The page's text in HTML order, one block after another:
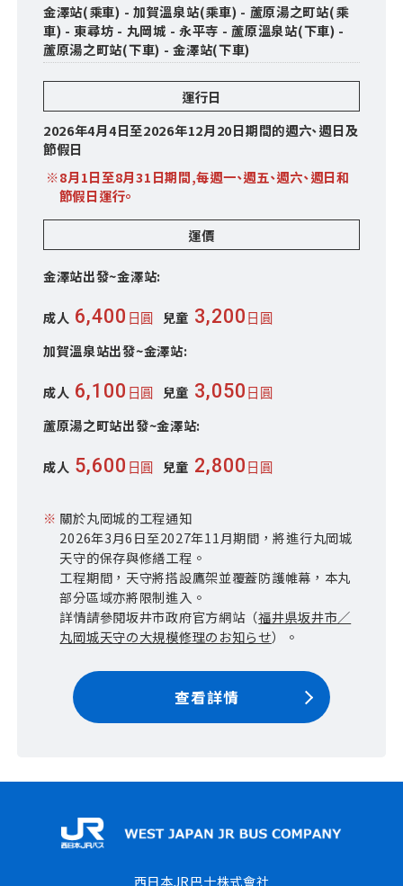
金澤站(乘車) - 加賀溫泉站(乘車) - 蘆原湯之町站(乘
車) - 東尋坊 - 丸岡城 - 永平寺 - 蘆原溫泉站(下車) -
蘆原湯之町站(下車) - 金澤站(下車)
運行日
2026年4月4日至2026年12月20日期間的週六、週日及
節假日
※8月1日至8月31日期間,每週一、週五、週六、週日和
節假日運行。
運價
金澤站出發~金澤站:
成人 6,400 日圓 兒童 3,200 日圓
加賀溫泉站出發~金澤站:
成人 6,100 日圓 兒童 3,050 日圓
蘆原湯之町站出發~金澤站:
成人 5,600 日圓 兒童 2,800 日圓
※ 關於丸岡城的工程通知
2026年3月6日至2027年11月期間，將進行丸岡城
天守的保存與修繕工程。
工程期間，天守將搭設鷹架並覆蓋防護帷幕，本丸
部分區域亦將限制進入。
詳情請參閱坂井市政府官方網站（福井県坂井市／
丸岡城天守の大規模修理のお知らせ）。
查看詳情
西日本JR巴士株式會社